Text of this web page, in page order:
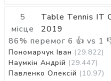
5
місце
Table Tennis IT
2019
86% перемог 6 👍 vs 1
Пономарчук Іван (29.822)
Наумкін Андрій (29.447)
Павленко Олексій (10.97)